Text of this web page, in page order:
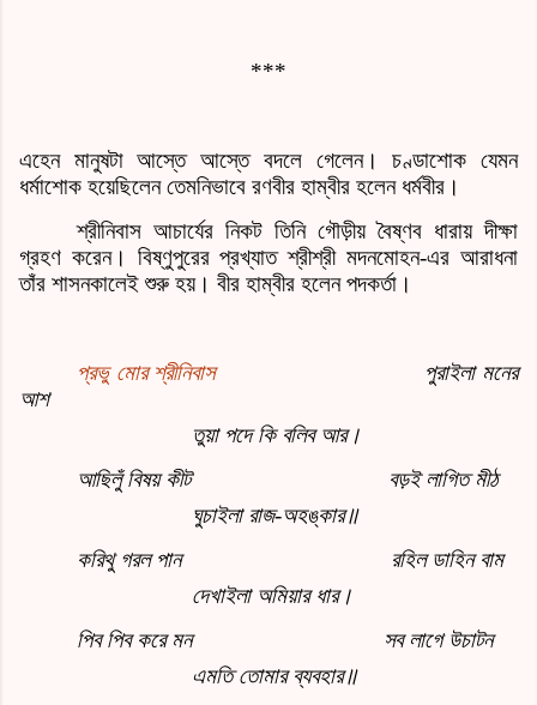
***
এহেন মানুষটা আস্তে আস্তে বদলে গেলেন। চণ্ডাশোক যেমন
ধর্মাশোক হয়েছিলেন তেমনিভাবে রণবীর হাম্বীর হলেন ধর্মবীর।
শ্রীনিবাস আচার্যের নিকট তিনি গৌড়ীয় বৈষ্ণব ধারায় দীক্ষা
গ্রহণ করেন। বিষ্ণুপুরের প্রখ্যাত শ্রীশ্রী মদনমোহন-এর আরাধনা
তাঁর শাসনকালেই শুরু হয়। বীর হাম্বীর হলেন পদকর্তা।
প্রভু মোর শ্রীনিবাস
পুরাইলা মনের
আশ
তুয়া পদে কি বলিব আর।
আছিলুঁ বিষয় কীট
বড়ই লাগিত মীঠ
ঘুচাইলা রাজ-অহঙ্কার॥
করিথু গরল পান
রহিল ডাহিন বাম
দেখাইলা অমিয়ার ধার।
পিব পিব করে মন
সব লাগে উচাটন
এমতি তোমার ব্যবহার॥